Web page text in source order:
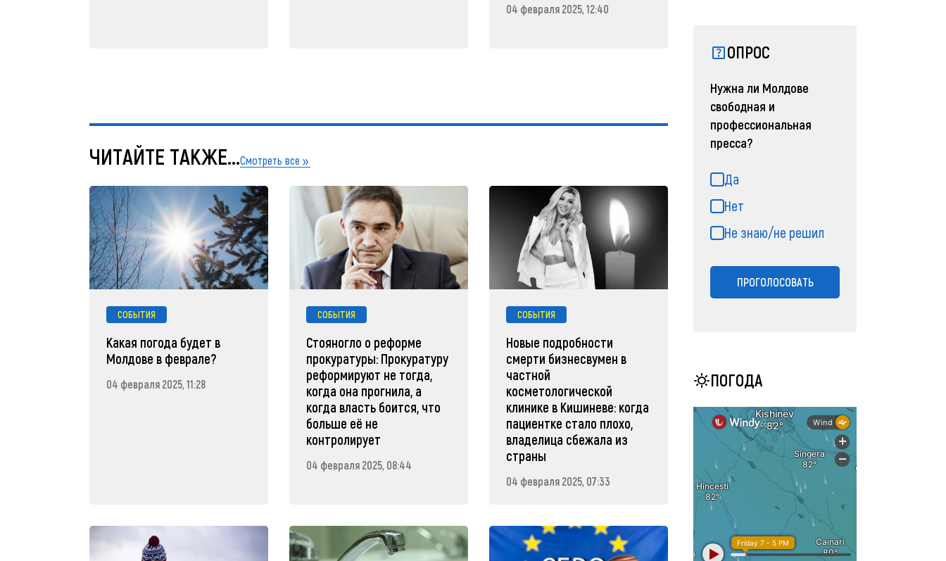
04 февраля 2025, 12:40
ЧИТАЙТЕ ТАКЖЕ...Смотреть все
СОБЫТИЯ
Какая погода будет в
Молдове в феврале?
04 февраля 2025, 11:28
СОБЫТИЯ
Стояногло о реформе
прокуратуры: Прокуратуру
реформируют не тогда,
когда она прогнила, а
когда власть боится, что
больше её не
контролирует
04 февраля 2025, 08:44
СОБЫТИЯ
Новые подробности
смерти бизнесвумен в
частной
косметологической
клинике в Кишиневе: когда
пациентке стало плохо,
владелица сбежала из
страны
04 февраля 2025, 07:33
ОПРОС
Нужна ли Молдове
свободная и
профессиональная
пресса?
Да
Нет
Не знаю/не решил
ПРОГОЛОСОВАТЬ
ПОГОДА